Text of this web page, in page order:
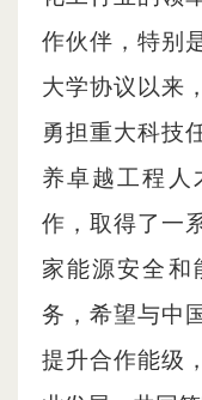
作伙伴，特别
大学协议以来
勇担重大科技
养卓越工程人
作，取得了一
家能源安全和
务，希望与中
提升合作能级